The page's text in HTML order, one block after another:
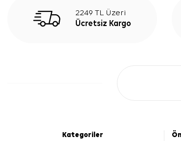
2249 TL Üzeri
Ücretsiz Kargo
Kategoriler